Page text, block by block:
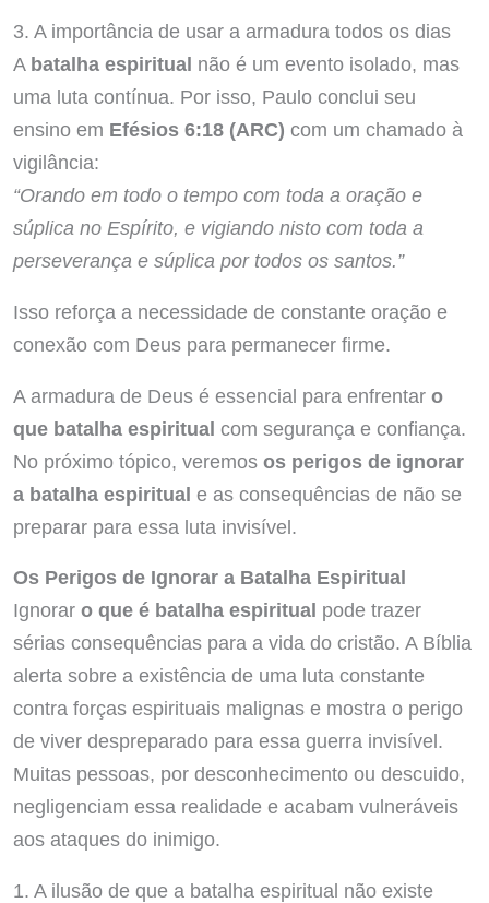
3. A importância de usar a armadura todos os dias
A batalha espiritual não é um evento isolado, mas
uma luta contínua. Por isso, Paulo conclui seu
ensino em Efésios 6:18 (ARC) com um chamado à
vigilância:
“Orando em todo o tempo com toda a oração e
súplica no Espírito, e vigiando nisto com toda a
perseverança e súplica por todos os santos.”
Isso reforça a necessidade de constante oração e
conexão com Deus para permanecer firme.
A armadura de Deus é essencial para enfrentar o
que batalha espiritual com segurança e confiança.
No próximo tópico, veremos os perigos de ignorar
a batalha espiritual e as consequências de não se
preparar para essa luta invisível.
Os Perigos de Ignorar a Batalha Espiritual
Ignorar o que é batalha espiritual pode trazer
sérias consequências para a vida do cristão. A Bíblia
alerta sobre a existência de uma luta constante
contra forças espirituais malignas e mostra o perigo
de viver despreparado para essa guerra invisível.
Muitas pessoas, por desconhecimento ou descuido,
negligenciam essa realidade e acabam vulneráveis
aos ataques do inimigo.
1. A ilusão de que a batalha espiritual não existe